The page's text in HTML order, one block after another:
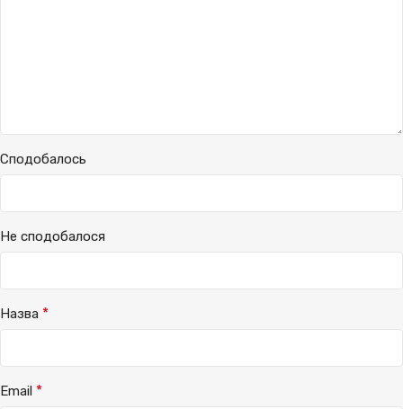
Сподобалось
Не сподобалося
Назва *
Email *